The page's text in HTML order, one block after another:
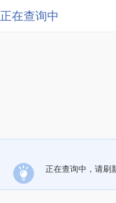
正在查询中
正在查询中，请刷